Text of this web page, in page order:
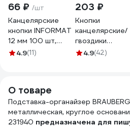
66 ₽ /шт
Канцелярские
кнопки INFORMAT
12 мм 100 шт,
металл, картонная
4.9(11)
203 ₽
Кнопки
канцелярские/
гвоздики
OfficeSpace,
упаковка
4.9(42)
О товаре
Подставка-органайзер
металлическая, круглое
231940 предназначена для